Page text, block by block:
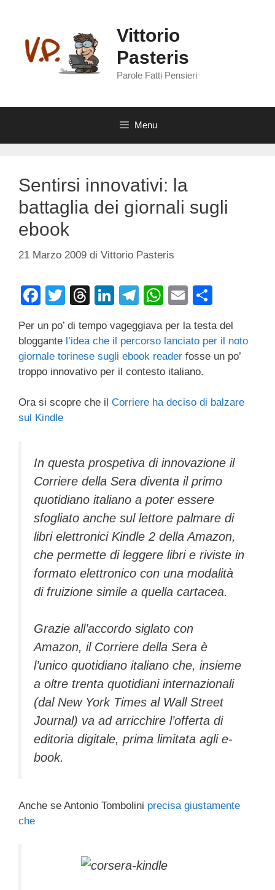
contenuto
Vittorio
Pasteris
Parole Fatti Pensieri
Menu
Sentirsi innovativi: la
battaglia dei giornali sugli
ebook
21 Marzo 2009 di Vittorio Pasteris
F
c
e
b
o
o
T
tt
er
T
e
a
d
s
Li
k
e
dI
n
T
e
gr
a
m
W
at
s
A
p
p
E
ail n
di
di
Per un po’ di tempo vageggiava per la testa del
bloggante l’idea che il percorso lanciato per il noto
giornale torinese sugli ebook reader fosse un po’
troppo innovativo per il contesto italiano.
Ora si scopre che il Corriere ha deciso di balzare
sul Kindle
In questa prospetiva di innovazione il
Corriere della Sera diventa il primo
quotidiano italiano a poter essere
sfogliato anche sul lettore palmare di
libri elettronici Kindle 2 della Amazon,
che permette di leggere libri e riviste in
formato elettronico con una modalità
di fruizione simile a quella cartacea.
Grazie all’accordo siglato con
Amazon, il Corriere della Sera è
l’unico quotidiano italiano che, insieme
a oltre trenta quotidiani internazionali
(dal New York Times al Wall Street
Journal) va ad arricchire l’offerta di
editoria digitale, prima limitata agli e-
book.
Anche se Antonio Tombolini precisa giustamente
che